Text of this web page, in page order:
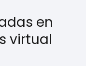
en
virtual